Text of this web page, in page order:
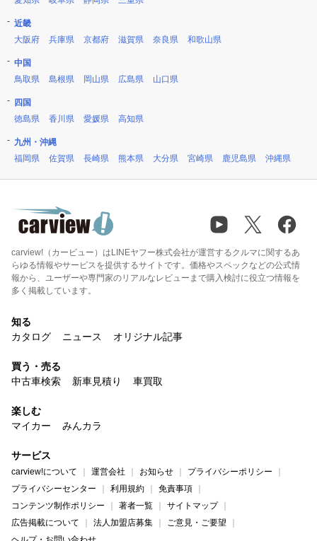
近畿
大阪府
兵庫県 京都府 滋賀県 奈良県 和歌山県
中国
鳥取県
島根県 岡山県 広島県 山口県
四国
徳島県
香川県 愛媛県 高知県
九州・沖縄
福岡県
佐賀県 長崎県 熊本県 大分県 宮崎県 鹿児島県 沖縄県
carview!（カービュー）はLINEヤフー株式会社が運営するクルマに関するあ
らゆる情報やサービスを提供するサイトです。価格やスペックなどの公式情
報から、ユーザーや専門家のリアルなレビューまで購入検討に役立つ情報を
多く掲載しています。
知る
カタログ
ニュース オリジナル記事
買う・売る
中古車検索
新車見積り 車買取
楽しむ
マイカー
みんカラ
サービス
carview!について 運営会社 お知らせ
プライバシーポリシー
プライバシーセンター
利用規約
免責事項
コンテンツ制作ポリシー
著者一覧
サイトマップ
広告掲載について
法人加盟店募集
ご意見・ご要望